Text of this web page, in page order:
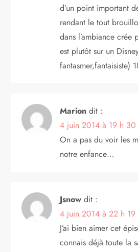
d’un point important
rendant le tout
dans l’ambiance crée
est plutôt sur un
fantasmer,fantaisiste)
Marion dit :
4 juin 2014 à 19 h 30
On a pas du voir les
notre enfance…
Jsnow dit :
4 juin 2014 à 22 h 19
J’ai bien aimer cet
connais déjà toute la